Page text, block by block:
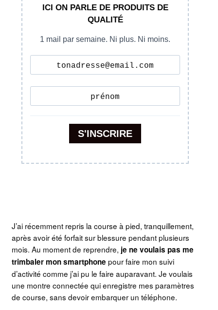
J’ai récemment repris la course à pied, tranquillement,
après avoir été forfait sur blessure pendant plusieurs
mois. Au moment de reprendre, je ne voulais pas me
trimbaler mon smartphone pour faire mon suivi
d’activité comme j’ai pu le faire auparavant. Je voulais
une montre connectée qui enregistre mes paramètres
de course, sans devoir embarquer un téléphone.